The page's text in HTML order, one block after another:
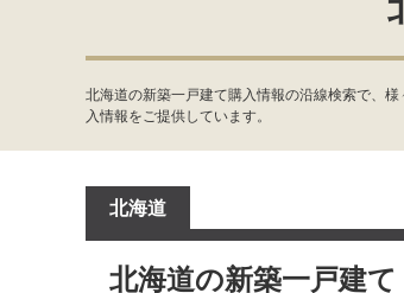
北海道の新築一戸建て購入情報の沿線検索で、
入情報をご提供しています。
北海道
北海道の新築一戸建